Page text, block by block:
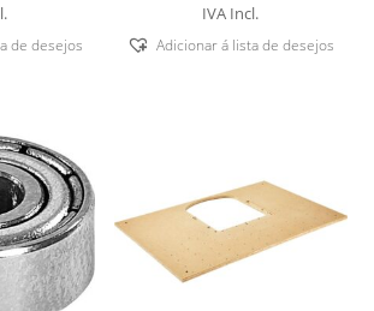
de desejos
IVA Incl.
Adicionar á lista de desejos